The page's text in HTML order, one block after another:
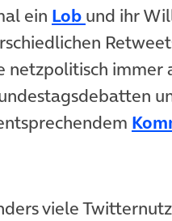
ein Lob (öffnet in
und ihr
netzpolitisch
Tab)
viele